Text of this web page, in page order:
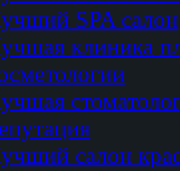
SPA салон
клиника
салон